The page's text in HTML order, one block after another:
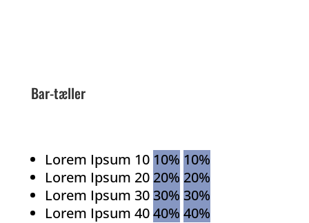
Bar-tæller
Lorem Ipsum 10 10% 10%
Lorem Ipsum 20 20% 20%
Lorem Ipsum 3030% 30%
Lorem Ipsum 4040% 40%